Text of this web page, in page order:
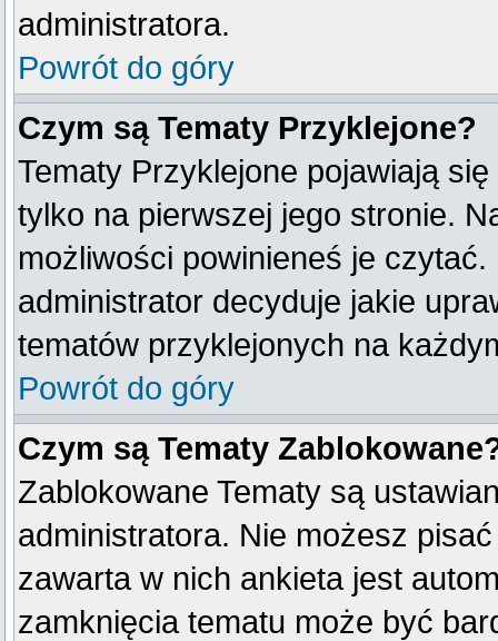
administratora.
Powrót do góry
Czym są Tematy Przyklejone?
Tematy Przyklejone pojawiają
tylko na pierwszej jego stronie.
możliwości powinieneś je czytać.
administrator decyduje jakie
tematów przyklejonych na
Powrót do góry
Czym są Tematy
Zablokowane Tematy są
administratora. Nie możesz
zawarta w nich ankieta jest
zamknięcia tematu może być